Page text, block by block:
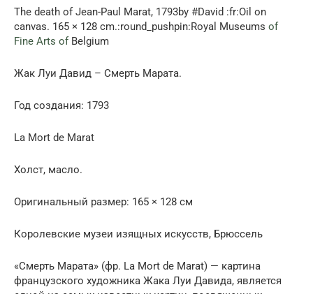
The death of Jean-Paul Marat, 1793by #David :fr:Oil on
canvas. 165 × 128 cm.:round_pushpin:Royal Museums of
Fine Arts ofBelgium
Жак Луи Давид – Смерть Марата.
Год создания: 1793
La Mort de Marat
Холст, масло.
Оригинальный размер: 165 × 128 см
Королевские музеи изящных искусств, Брюссель
«Смерть Марата» (фр. La Mort de Marat) — картина
французского художника Жака Луи Давида, является